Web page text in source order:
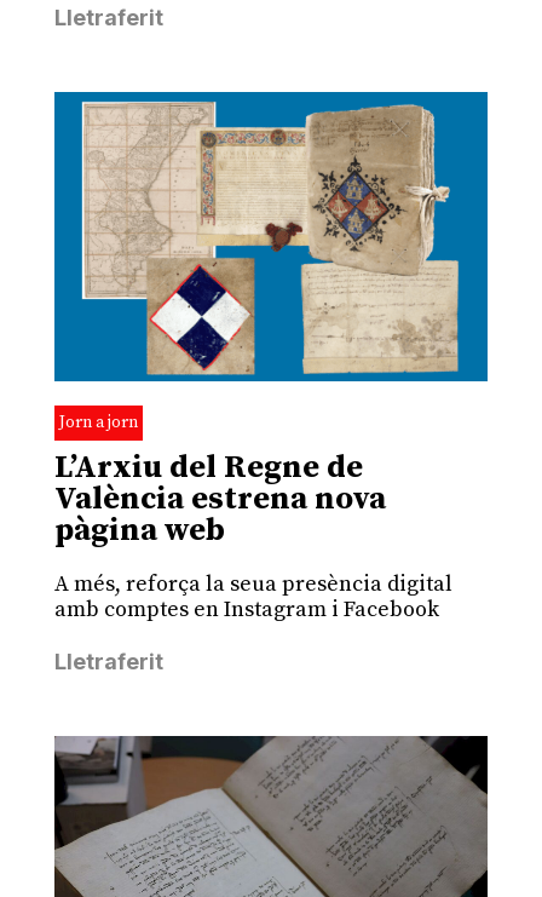
Lletraferit
Jorn a jorn
L’Arxiu del Regne de
València estrena nova
pàgina web
A més, reforça la seua presència digital
amb comptes en Instagram i Facebook
Lletraferit